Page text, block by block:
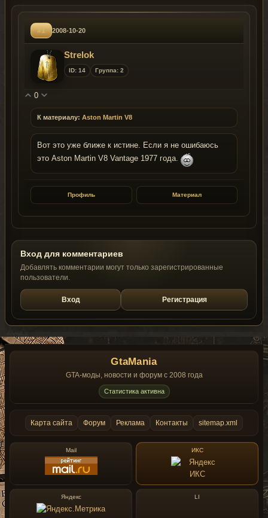
#1 2008-10-20
Strelok
ID: 14 Группа: 2
0
К материалу: Aston Martin V8
Вот это уже ближе к истине. Если я не ошибаюсь
это Aston Martin V8 Vantage 1977 года.
Профиль Материал
Вход для комментариев
Добавлять комментарии могут только зарегистрированные
пользователи.
Вход Регистрация
GtaMania
GTA-моды, новости и форум с 2008 года
Статистика активна
Карта сайта Форум Реклама Контакты sitemap.xml
Mail ИКС
Яндекс LI